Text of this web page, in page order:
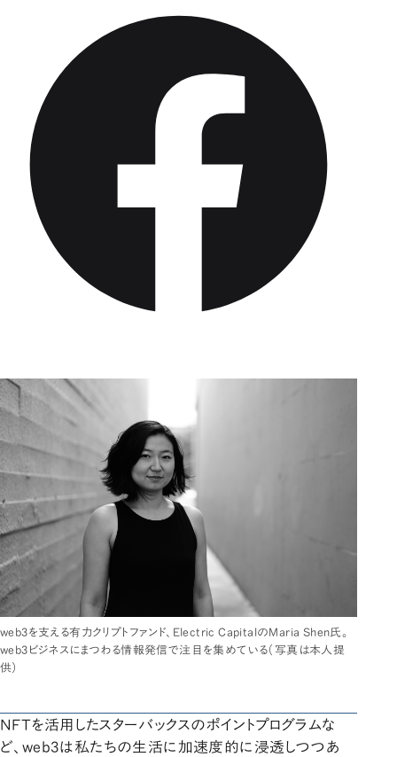
web3を支える有力クリプトファンド、Electric CapitalのMaria Shen氏。
web3ビジネスにまつわる情報発信で注目を集めている（写真は本人提
供）
NFTを活用したスターバックスのポイントプログラムな
ど、web3は私たちの生活に加速度的に浸透しつつあ